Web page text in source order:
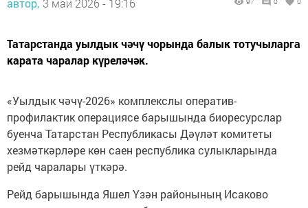
автор, 3 май 2026 - 19:16
Татарстанда уылдык чәчү чорында балык тотучыларга
карата чаралар күреләчәк.
«Уылдык чәчү-2026» комплекслы оператив-
профилактик операциясе барышында биоресурслар
буенча Татарстан Республикасы Дәүләт комитеты
хезмәткәрләре көн саен республика сулыкларында
рейд чаралары үткәрә.
Рейд барышында Яшел Үзән районының Исаково